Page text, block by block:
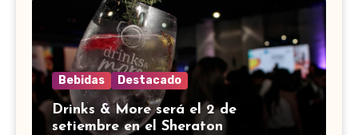
Bebidas Destacado
Drinks & More será el 2 de
setiembre en el Sheraton